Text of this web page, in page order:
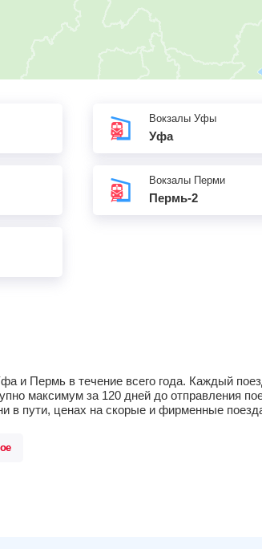
Вокзалы Уфы
Уфа
Вокзалы Перми
Пермь-2
и Пермь в течение всего года. Каждый
максимум за 120 дней до отправления
в пути, ценах на скорые и фирменные